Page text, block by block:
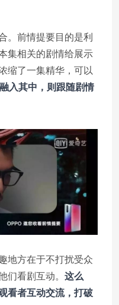
。前情提要目的是利
集相关的剧情给展示
缩了一集精华，可以
入其中，则跟随剧情
地方在于不打扰受众
们看剧互动。 这么
看者互动交流，打破